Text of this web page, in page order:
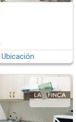
Ubicación